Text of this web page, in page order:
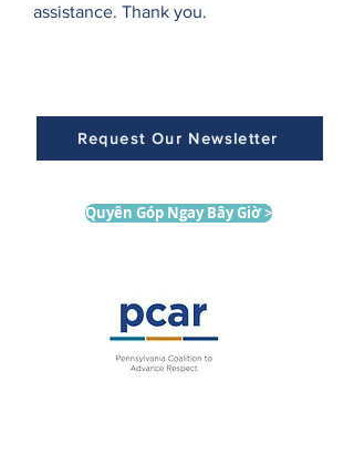
assistance. Thank you.
Request Our Newsletter
Quyên Góp Ngay Bây Giờ >